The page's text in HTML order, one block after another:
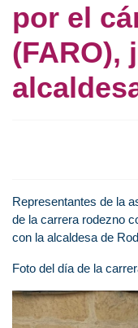
por el
(FARO),
Representantes de la
de la carrera rodezno
con la alcaldesa de
Foto del día de la